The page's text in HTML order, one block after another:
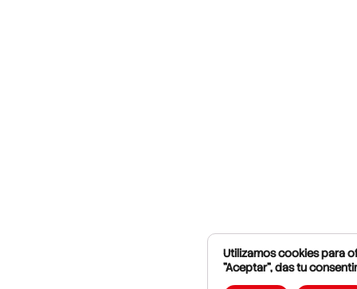
Utilizamos cookies para
"Aceptar", das tu